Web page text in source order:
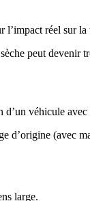
l’impact réel sur
peut devenir
véhicule avec
d’origine (avec
large.